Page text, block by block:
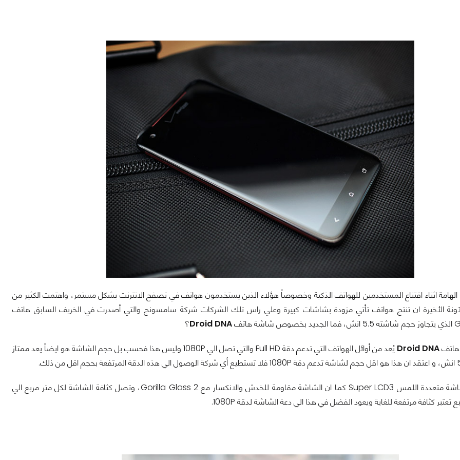
الهامة اثناء اقتناع المستخدمين للهواتف الذكية وخصوصاً هؤلاء الذين يستخدمون هواتف في تصفح الانترنت بشكل مستمر، واهتمت الكثير من
الأخيرة ان تنتج هواتف تأتي مزودة بشاشات كبيرة وعلي راس تلك الشركات شركة سامسونج والتي أصدرت في الخريف السابق هاتف
الذي يتجاوز حجم شاشته 5.5 انش، فما الجديد بخصوص شاشة هاتفDroid DNA؟
هاتفDroid DNA يُعد من أوائل الهواتف التي تدعم دقة Full HD والتي تصل الي 1080P وليس هذا فحسب بل حجم الشاشة هو ايضاً يعد ممتاز
1080Pفلا تستطيع أي شركة الوصول الي هذه الدقة المرتفعة بحجم اقل من ذلك.
متعددة اللمس Super LCD3 كما ان الشاشة مقاومة للخدش والانكسار مع Gorilla Glass 2، وتصل كثافة الشاشة لكل متر مربع الي
تعتبر كثافة مرتفعة للغاية ويعود الفضل في هذا الي دعة الشاشة لدقة 1080P
.